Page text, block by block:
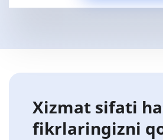
Xizmat sifati
fikrlaringizni